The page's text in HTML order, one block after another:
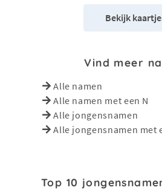
Bekijk
Vind meer
Alle namen
Alle namen met een N
Alle jongensnamen
Alle jongensnamen met
Top 10